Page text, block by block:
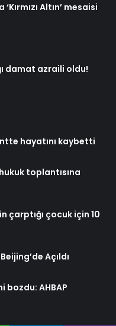
Altın’ mesaisi
damat azraili oldu!
hayatını kaybetti
toplantısına
çarptığı çocuk için 10
Açıldı
bozdu: AHBAP